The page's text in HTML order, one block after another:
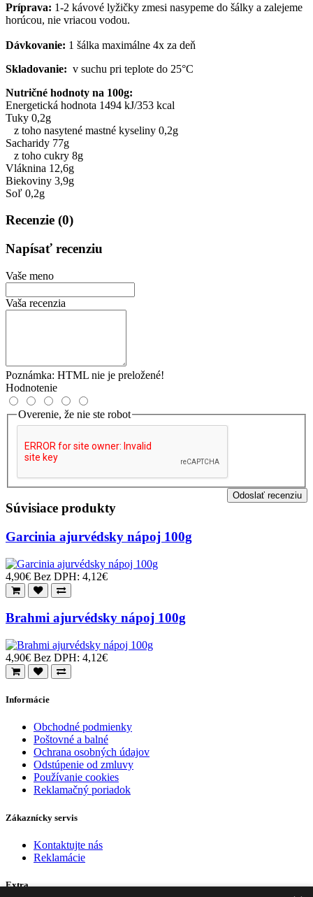
Príprava: 1-2 kávové lyžičky zmesi nasypeme do šálky a zalejeme
horúcou, nie vriacou vodou.
Dávkovanie: 1 šálka maximálne 4x za deň
Skladovanie: v suchu pri teplote do 25°C
Nutričné hodnoty na 100g:
Energetická hodnota 1494 kJ/353 kcal
Tuky 0,2g
z toho nasytené mastné kyseliny 0,2g
Sacharidy 77g
z toho cukry 8g
Vláknina 12,6g
Biekoviny 3,9g
Soľ 0,2g
Recenzie (0)
Napísať recenziu
Vaše meno
Vaša recenzia
Poznámka: HTML nie je preložené!
Hodnotenie
Overenie, že nie ste robot
Odoslať recenziu
Súvisiace produkty
Garcinia ajurvédsky nápoj 100g
4,90€ Bez DPH: 4,12€
Brahmi ajurvédsky nápoj 100g
4,90€ Bez DPH: 4,12€
Informácie
Obchodné podmienky
Poštovné a balné
Ochrana osobných údajov
Odstúpenie od zmluvy
Používanie cookies
Reklamačný poriadok
Zákaznícky servis
Kontaktujte nás
Reklamácie
Extra